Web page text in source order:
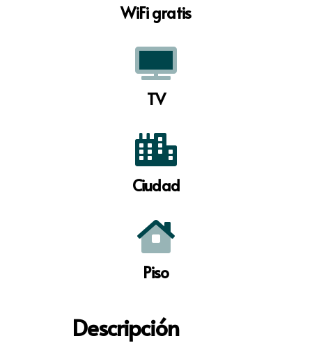
WiFi gratis
TV
Ciudad
Piso
Descripción